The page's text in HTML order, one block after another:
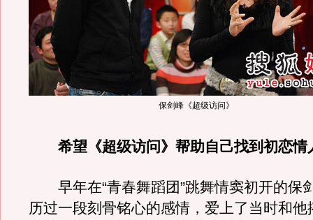
保剑峰《超级访问》
希望《超级访问》帮助自己找到初恋情
早年在“青春舞蹈团”跳舞情窦初开的保
历过一段刻骨铭心的感情，爱上了当时和他